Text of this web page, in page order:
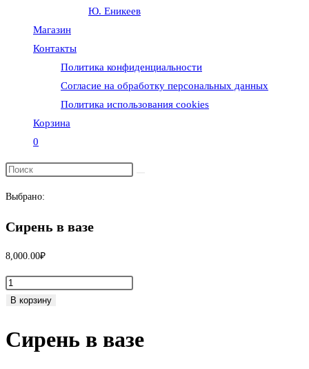
Ю. Еникеев
Магазин
Контакты
Политика конфиденциальности
Согласие на обработку персональных данных
Политика использования cookies
Корзина
0
поиск
по
сайту
Выбрано:
Сирень в вазе
8,000.00₽
Количество
товара
в
В корзину
Сирень в вазе